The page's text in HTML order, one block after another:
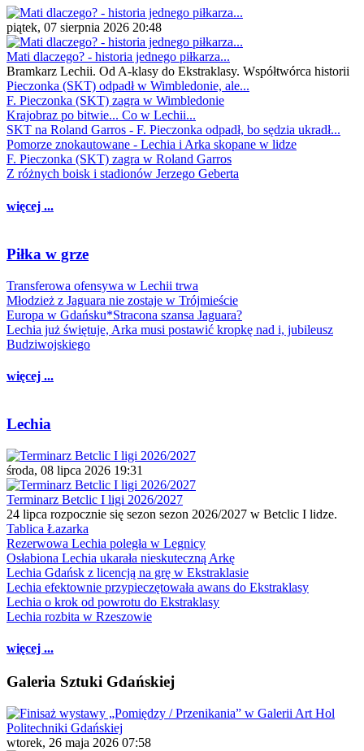
piątek, 07 sierpnia 2026 20:48
Mati dlaczego? - historia jednego piłkarza...
Bramkarz Lechii. Od A-klasy do Ekstraklasy. Współtwórca historii
Pieczonka (SKT) odpadł w Wimbledonie, ale...
F. Pieczonka (SKT) zagra w Wimbledonie
Krajobraz po bitwie... Co w Lechii...
SKT na Roland Garros - F. Pieczonka odpadł, bo sędzia ukradł...
Pomorze znokautowane - Lechia i Arka skopane w lidze
F. Pieczonka (SKT) zagra w Roland Garros
Z różnych boisk i stadionów Jerzego Geberta
więcej ...
Piłka w grze
Transferowa ofensywa w Lechii trwa
Młodzież z Jaguara nie zostaje w Trójmieście
Europa w Gdańsku*Stracona szansa Jaguara?
Lechia już świętuje, Arka musi postawić kropkę nad i, jubileusz
Budziwojskiego
więcej ...
Lechia
środa, 08 lipca 2026 19:31
Terminarz Betclic I ligi 2026/2027
24 lipca rozpocznie się sezon sezon 2026/2027 w Betclic I lidze.
Tablica Łazarka
Rezerwowa Lechia poległa w Legnicy
Osłabiona Lechia ukarała nieskuteczną Arkę
Lechia Gdańsk z licencją na grę w Ekstraklasie
Lechia efektownie przypieczętowała awans do Ekstraklasy
Lechia o krok od powrotu do Ekstraklasy
Lechia rozbita w Rzeszowie
więcej ...
Galeria Sztuki Gdańskiej
wtorek, 26 maja 2026 07:58